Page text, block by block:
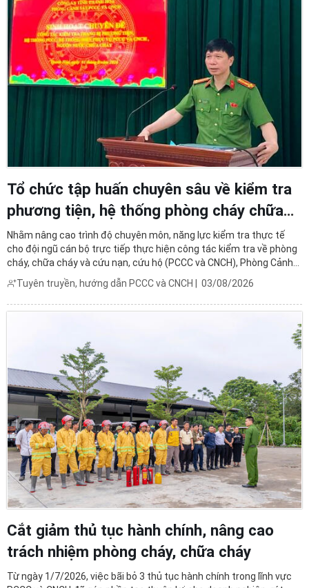
Tổ chức tập huấn chuyên sâu về kiểm tra
phương tiện, hệ thống phòng cháy chữa
cháy và CNCH
Nhằm nâng cao trình độ chuyên môn, năng lực kiểm tra thực tế
cho đội ngũ cán bộ trực tiếp thực hiện công tác kiểm tra về phòng
cháy, chữa cháy và cứu nạn, cứu hộ (PCCC và CNCH), Phòng Cảnh
sát PCCC và CNCH đã tổ chức lớp tập huấn chuyên sâu về kiểm tra
phương tiện, hệ thống PCCC và CNCH, hệ thống ...
Tuyên truyền, hướng dẫn PCCC và CNCH 03/08/2026
Cắt giảm thủ tục hành chính, nâng cao
trách nhiệm phòng cháy, chữa cháy
Từ ngày 1/7/2026, việc bãi bỏ 3 thủ tục hành chính trong lĩnh vực